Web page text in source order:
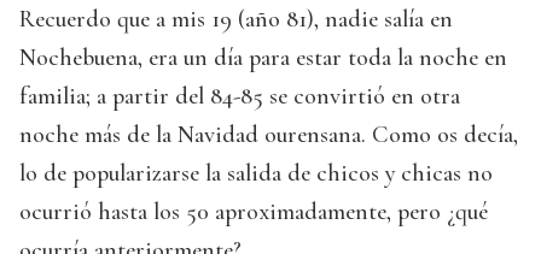
Recuerdo que a mis 19 (año 81), nadie salía en
Nochebuena, era un día para estar toda la noche en
familia; a partir del 84-85 se convirtió en otra
noche más de la Navidad ourensana. Como os decía,
lo de popularizarse la salida de chicos y chicas no
ocurrió hasta los 50 aproximadamente, pero ¿qué